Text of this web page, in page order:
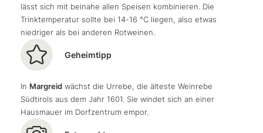
ein leckeres Essen
ein Glas kühler Gewürztraminer
Von hier aus rollen wir ganz hinab ins Tal und direkt an
lässt sich mit beinahe allen Speisen kombinieren. Die
Trinktemperatur sollte bei 14-16 °C liegen, also etwas
niedriger als bei anderen Rotweinen.
Geheimtipp
In Margreid wächst die Urrebe, die älteste Weinrebe
Südtirols aus dem Jahr 1601. Sie windet sich an einer
Hausmauer im Dorfzentrum empor.